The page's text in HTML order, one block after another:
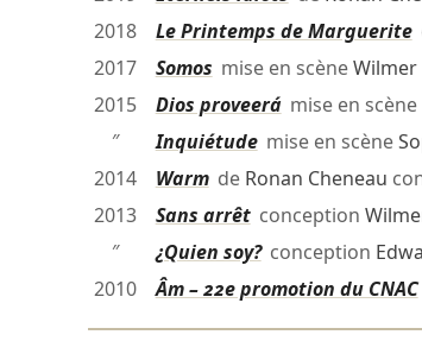
2018
Le Printemps de Marguerite
2017
Somos mise en scène
2015
Dios proveerámise en scène
″
Inquiétudemise en scène
2014
Warmde Ronan Cheneau
2013
Sans arrêtconception
″
¿Quien soy?conception
2010
Âm – 22e promotion du CNAC